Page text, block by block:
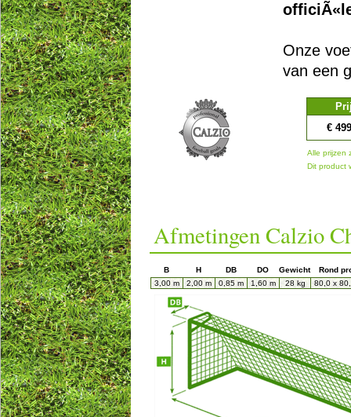
Onze
van een
€
Alle prijzen
Dit product
Afmetingen Calzio
B H DB DO Gewicht
Rond
3,00 m
2,00 m 0,85 m 1,60 m 28 kg 80,0 x